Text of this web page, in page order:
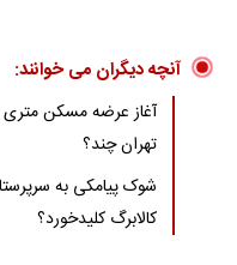
آنچه دیگران می خوانند:
آغاز عرضه مسکن متری
تهران چند؟
شوک پیامکی به
کالابرگ کلیدخورد؟